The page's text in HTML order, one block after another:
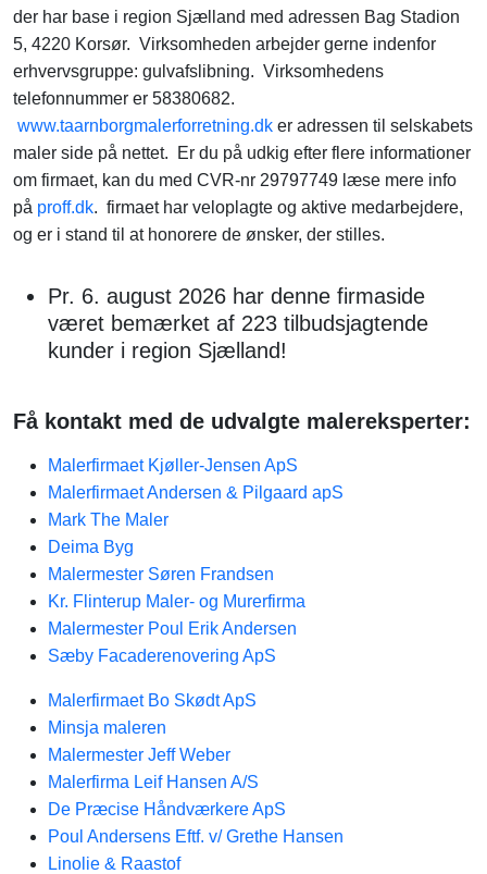
der har base i region Sjælland med adressen Bag Stadion
5, 4220 Korsør. Virksomheden arbejder gerne indenfor
erhvervsgruppe: gulvafslibning. Virksomhedens
telefonnummer er 58380682.
www.taarnborgmalerforretning.dk er adressen til selskabets
maler side på nettet. Er du på udkig efter flere informationer
om firmaet, kan du med CVR-nr 29797749 læse mere info
på proff.dk. firmaet har veloplagte og aktive medarbejdere,
og er i stand til at honorere de ønsker, der stilles.
Pr. 6. august 2026 har denne firmaside
været bemærket af 223 tilbudsjagtende
kunder i region Sjælland!
Få kontakt med de udvalgte malereksperter:
Malerfirmaet Kjøller-Jensen ApS
Malerfirmaet Andersen & Pilgaard apS
Mark The Maler
Deima Byg
Malermester Søren Frandsen
Kr. Flinterup Maler- og Murerfirma
Malermester Poul Erik Andersen
Sæby Facaderenovering ApS
Malerfirmaet Bo Skødt ApS
Minsja maleren
Malermester Jeff Weber
Malerfirma Leif Hansen A/S
De Præcise Håndværkere ApS
Poul Andersens Eftf. v/ Grethe Hansen
Linolie & Raastof